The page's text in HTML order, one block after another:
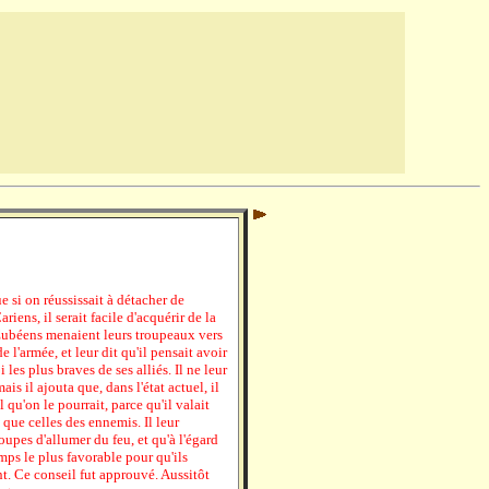
on réussissait à détacher de
il serait facile d'acquérir de la
menaient leurs troupeaux vers
l'armée, et leur dit qu'il pensait avoir
plus braves de ses alliés. Il ne leur
il ajouta que, dans l'état actuel, il
qu'on le pourrait, parce qu'il valait
celles des ennemis. Il leur
d'allumer du feu, et qu'à l'égard
le plus favorable pour qu'ils
Ce conseil fut approuvé. Aussitôt